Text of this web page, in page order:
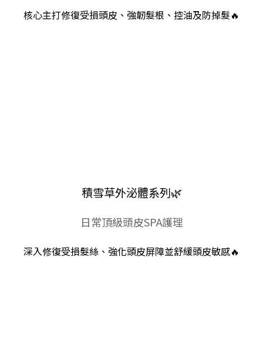
核心主打修復受損頭皮、強韌髮根、控油及防掉髮🔥
積雪草外泌體系列🌿
日常頂級頭皮SPA護理
深入修復受損髮絲、強化頭皮屏障並舒緩頭皮敏感🔥